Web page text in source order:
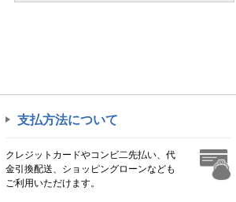
支払方法について
クレジットカードやコンビ二先払い、代
金引換配送、ショッピングローンなども
ご利用いただけます。